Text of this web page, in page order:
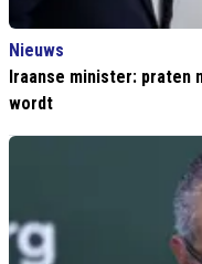
Nieuws
Iraanse minister: praten
wordt